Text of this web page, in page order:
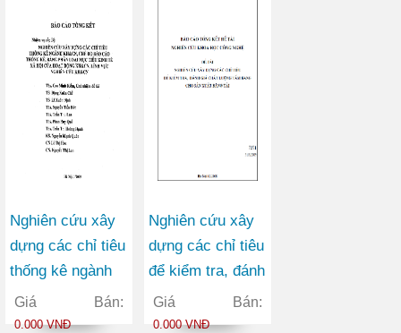
Nghiên cứu xây
dựng các chỉ tiêu
thống kê ngành
KHCN, chế độ
báo cáo tống kê,
Giá Bán:
0.000 VNĐ
Nghiên cứu xây
dựng các chỉ tiêu
để kiểm tra, đánh
giá chất lượng
tấm băng cho
Giá Bán:
0.000 VNĐ